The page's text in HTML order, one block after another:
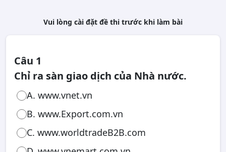
Vui lòng cài đặt đề thi trước khi làm bài
Câu 1
Chỉ ra sàn giao dịch của Nhà nước.
A. www.vnet.vn
B. www.Export.com.vn
C. www.worldtradeB2B.com